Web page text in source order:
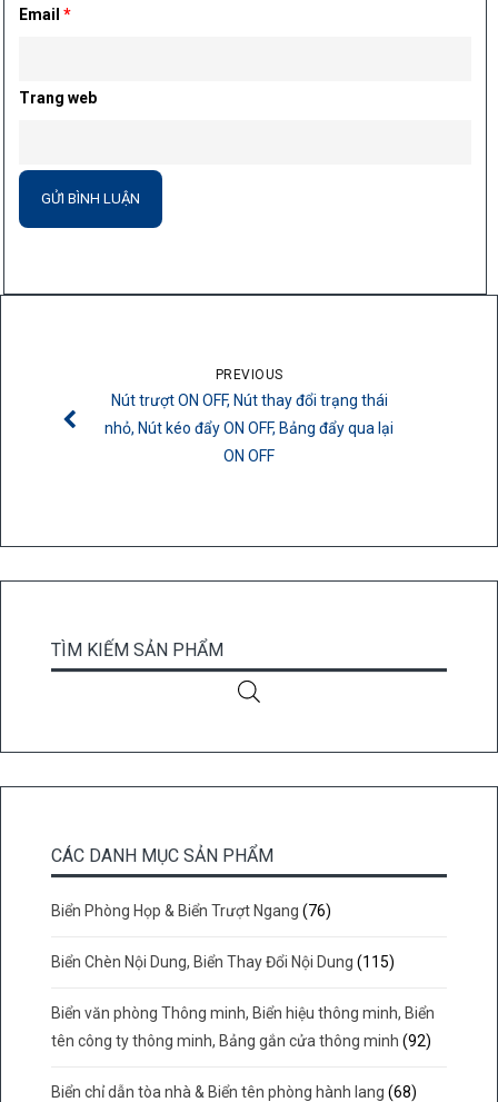
Email*
Trang web
PREVIOUS
Nút trượt ON OFF, Nút thay đổi trạng thái
nhỏ, Nút kéo đẩy ON OFF, Bảng đẩy qua lại
ON OFF
TÌM KIẾM SẢN PHẨM
CÁC DANH MỤC SẢN PHẨM
Biển Phòng Họp & Biển Trượt Ngang (76)
Biển Chèn Nội Dung, Biển Thay Đổi Nội Dung (115)
Biển văn phòng Thông minh, Biển hiệu thông minh, Biển
tên công ty thông minh, Bảng gắn cửa thông minh (92)
Biển chỉ dẫn tòa nhà & Biển tên phòng hành lang (68)